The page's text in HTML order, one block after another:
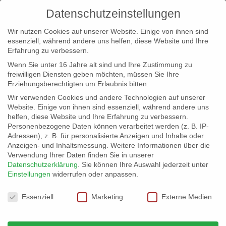
info@erfolgreich-events.de
+4940 46 777 230
Datenschutzeinstellungen
Wir nutzen Cookies auf unserer Website. Einige von ihnen sind
essenziell, während andere uns helfen, diese Website und Ihre
Erfahrung zu verbessern.
Wenn Sie unter 16 Jahre alt sind und Ihre Zustimmung zu
freiwilligen Diensten geben möchten, müssen Sie Ihre
Erziehungsberechtigten um Erlaubnis bitten.
Wir verwenden Cookies und andere Technologien auf unserer
Website. Einige von ihnen sind essenziell, während andere uns
helfen, diese Website und Ihre Erfahrung zu verbessern.
Personenbezogene Daten können verarbeitet werden (z. B. IP-
Adressen), z. B. für personalisierte Anzeigen und Inhalte oder
Anzeigen- und Inhaltsmessung. Weitere Informationen über die
Verwendung Ihrer Daten finden Sie in unserer
Datenschutzerklärung
Sie können Ihre Auswahl jederzeit unter
Einstellungen widerrufen oder anpassen.
Datenschutzeinstellungen
Essenziell Marketing Externe Medien